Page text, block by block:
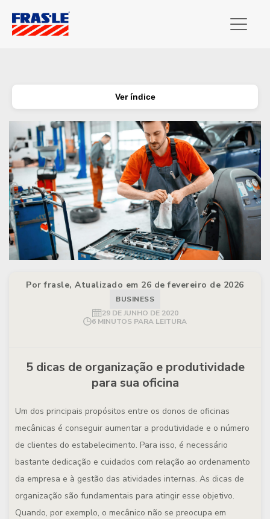
Ver índice
Por frasle, Atualizado em 26 de fevereiro de 2026
BUSINESS
29 DE JUNHO DE 2020
6 MINUTOS PARA LEITURA
5 dicas de organização e produtividade
para sua oficina
Um dos principais propósitos entre os donos de oficinas
mecânicas é conseguir aumentar a produtividade e o número
de clientes do estabelecimento. Para isso, é necessário
bastante dedicação e cuidados com relação ao ordenamento
da empresa e à gestão das atividades internas. As dicas de
organização são fundamentais para atingir esse objetivo.
Quando, por exemplo, o mecânico não se preocupa em